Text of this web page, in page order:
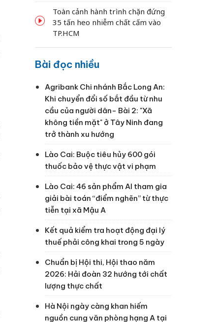
Toàn cảnh hành trình chặn đứng
35 tấn heo nhiễm chất cấm vào
TP.HCM
Bài đọc nhiều
Agribank Chi nhánh Bắc Long An:
Khi chuyển đổi số bắt đầu từ nhu
cầu của người dân- Bài 2: "Xã
không tiền mặt" ở Tây Ninh đang
trở thành xu hướng
Lào Cai: Buộc tiêu hủy 600 gói
thuốc bảo vệ thực vật vi phạm
Lào Cai: 46 sản phẩm AI tham gia
giải bài toán “điểm nghẽn” từ thực
tiễn tại xã Mậu A
Kết quả kiểm tra hoạt động đại lý
thuế phải công khai trong 5 ngày
Chuẩn bị Hội thi, Hội thao năm
2026: Hải đoàn 32 hướng tới chất
lượng thực chất
Hà Nội ngày càng khan hiếm
nguồn cung văn phòng hạng A tại